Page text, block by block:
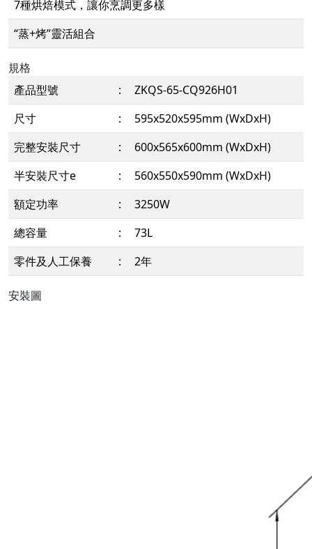
7種烘焙模式，讓你烹調更多樣
“蒸+烤”靈活組合
規格
產品型號
:
ZKQS-65-CQ926H01
尺寸
:
595x520x595mm (WxDxH)
完整安裝尺寸
:
600x565x600mm (WxDxH)
半安裝尺寸e
:
560x550x590mm (WxDxH)
額定功率
:
3250W
總容量
:
73L
零件及人工保養
: 2年
安裝圖